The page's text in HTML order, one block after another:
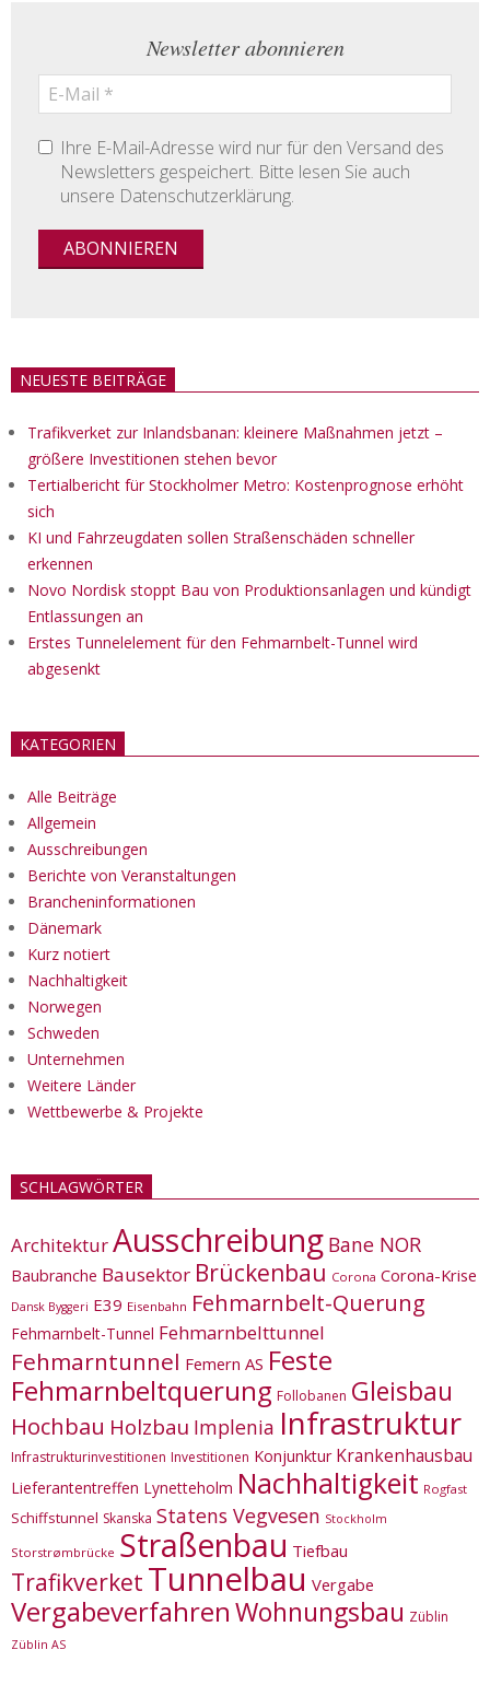
Newsletter abonnieren
Ihre E-Mail-Adresse wird nur für den Versand des
Newsletters gespeichert. Bitte lesen Sie auch
unsere Datenschutzerklärung.
NEUESTE BEITRÄGE
Trafikverket zur Inlandsbanan: kleinere Maßnahmen jetzt –
größere Investitionen stehen bevor
Tertialbericht für Stockholmer Metro: Kostenprognose erhöht
sich
KI und Fahrzeugdaten sollen Straßenschäden schneller
erkennen
Novo Nordisk stoppt Bau von Produktionsanlagen und kündigt
Entlassungen an
Erstes Tunnelelement für den Fehmarnbelt-Tunnel wird
abgesenkt
KATEGORIEN
Alle Beiträge
Allgemein
Ausschreibungen
Berichte von Veranstaltungen
Brancheninformationen
Dänemark
Kurz notiert
Nachhaltigkeit
Norwegen
Schweden
Unternehmen
Weitere Länder
Wettbewerbe & Projekte
SCHLAGWÖRTER
ArchitekturAusschreibung Bane NOR
Baubranche Bausektor Brückenbau Corona Corona-Krise
Dansk Byggeri E39 Eisenbahn Fehmarnbelt-Querung
Fehmarnbelt-Tunnel Fehmarnbelttunnel
Fehmarntunnel Femern AS Feste
Fehmarnbeltquerung Follobanen Gleisbau
Hochbau Holzbau Implenia Infrastruktur
Infrastrukturinvestitionen Investitionen Konjunktur Krankenhausbau
Lieferantentreffen Lynetteholm Nachhaltigkeit Rogfast
Schiffstunnel Skanska Statens Vegvesen Stockholm
Storstrømbrücke Straßenbau Tiefbau
Trafikverket Tunnelbau Vergabe
VergabeverfahrenWohnungsbau Züblin
Züblin AS